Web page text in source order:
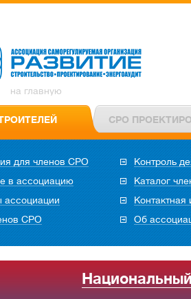
на главную
СРО
для членов СРО
в ассоциацию
ассоциации
СРО
Контроль
Каталог
Об